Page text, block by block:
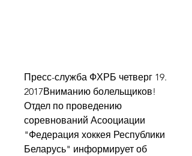
Пресс-служба ФХРБ четверг 19.
2017Вниманию болельщиков!
Отдел по проведению
соревнований Асооциации
"Федерация хоккея Республики
Беларусь" информирует об